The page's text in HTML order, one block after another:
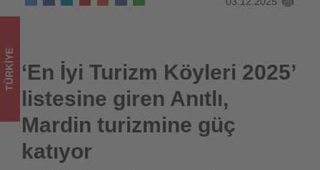
Mardin
turizmine
güç
katıyor
-
Tourexpi,
‘En İyi Turizm Köyleri 2025’ listesine giren Anıtlı, Mardin
turizmine güç katıyor
TÜRKIYE ‘En İyi Turizm Köyleri 2025’
listesine giren Anıtlı,
Mardin turizmine güç
katıyor